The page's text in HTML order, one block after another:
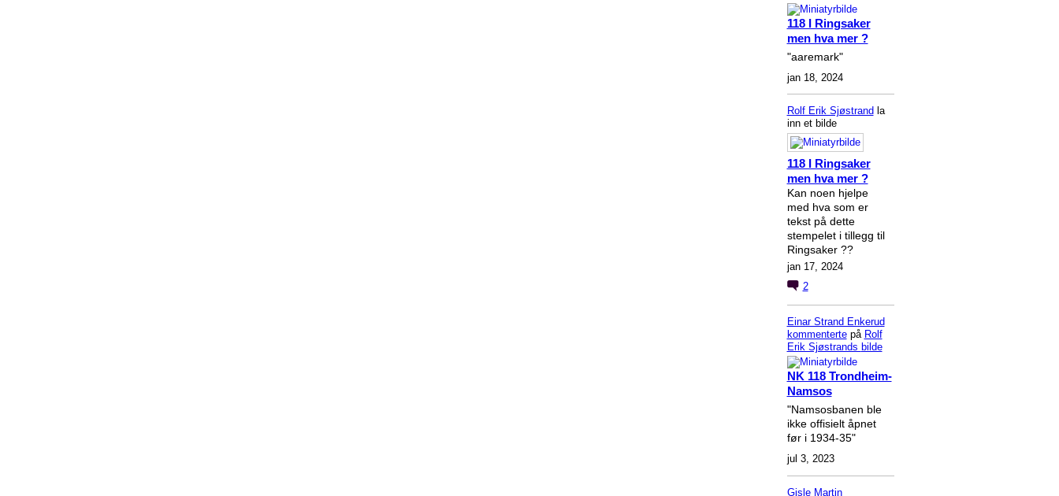
118 I Ringsaker
men hva mer ?
"aaremark"
jan 18, 2024
Rolf Erik Sjøstrand la
inn et bilde
118 I Ringsaker
men hva mer ?
Kan noen hjelpe
med hva som er
tekst på dette
stempelet i tillegg til
Ringsaker ??
jan 17, 2024
2
Einar Strand Enkerud
kommentertepå Rolf
Erik Sjøstrands bilde
NK 118 Trondheim-
Namsos
"Namsosbanen ble
ikke offisielt åpnet
før i 1934-35"
jul 3, 2023
Gisle Martin